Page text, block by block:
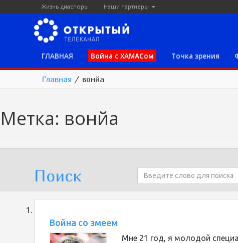
Жизнь диаспоры Наши партнеры
ГЛАВНАЯ Война с ХАМАСом Точка зрения
Главная / вонйа
Метка: вонйа
Поиск
Война со змеем
Мне 21 год, я молодой